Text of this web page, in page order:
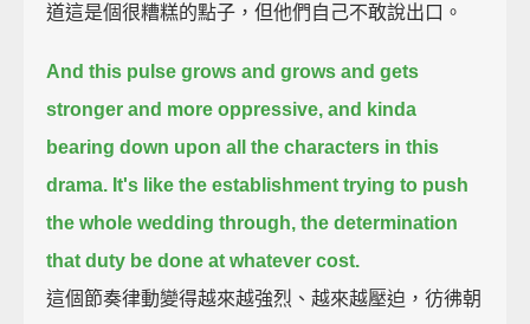
道這是個很糟糕的點子，但他們自己不敢說出口。
And this pulse grows and grows and gets
stronger and more oppressive, and kinda
bearing down upon all the characters in this
drama. It's like the establishment trying to push
the whole wedding through, the determination
that duty be done at whatever cost.
這個節奏律動變得越來越強烈、越來越壓迫，彷彿朝